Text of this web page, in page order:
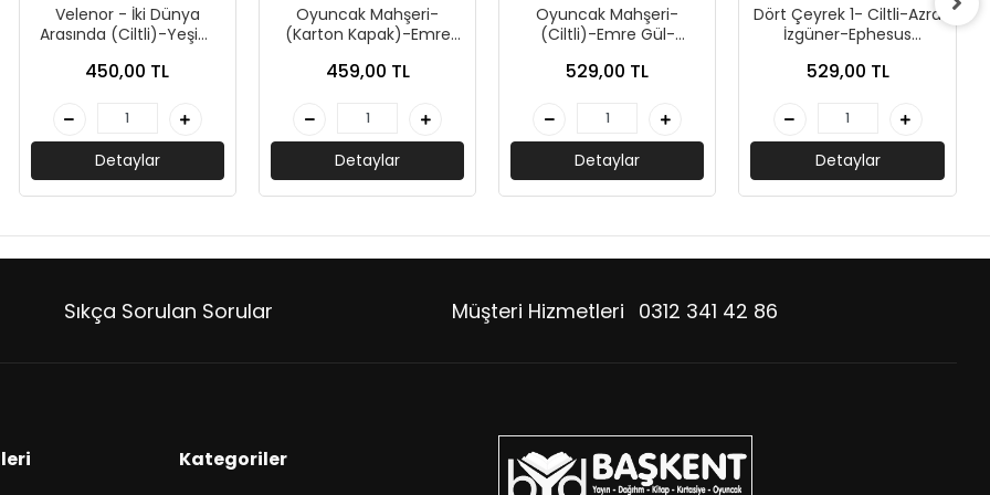
Velenor - İki Dünya
Arasında (Ciltli)-Yeşim
Yayınları
450,00 TL
Detaylar
Oyuncak Mahşeri-
(Karton Kapak)-Emre
459,00 TL
Detaylar
Oyuncak Mahşeri-
(Ciltli)-Emre Gül-
529,00 TL
Detaylar
Dört Çeyrek 1- Ciltli-Azra
İzgüner-Ephesus
529,00 TL
Detaylar
Sıkça Sorulan Sorular Müşteri Hizmetleri 0312 341 42 86
Kategoriler